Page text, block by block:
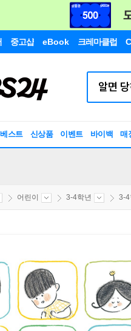
중고샵 eBook 크레마클럽
베스트 신상품 이벤트 바이백 매
어린이 3-4학년 3-4